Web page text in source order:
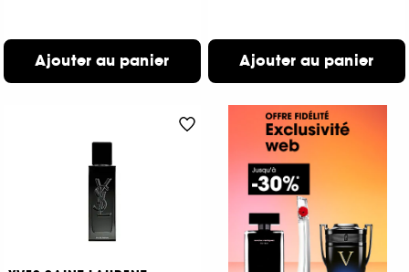
Ajouter au panier Ajouter au panier